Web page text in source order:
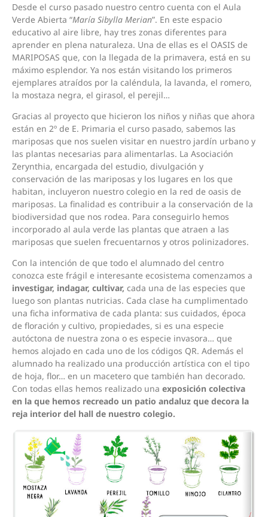
Desde el curso pasado nuestro centro cuenta con el Aula
Verde Abierta “María Sibylla Merian”. En este espacio
educativo al aire libre, hay tres zonas diferentes para
aprender en plena naturaleza. Una de ellas es el OASIS de
MARIPOSAS que, con la llegada de la primavera, está en su
máximo esplendor. Ya nos están visitando los primeros
ejemplares atraídos por la caléndula, la lavanda, el romero,
la mostaza negra, el girasol, el perejil…
Gracias al proyecto que hicieron los niños y niñas que ahora
están en 2º de E. Primaria el curso pasado, sabemos las
mariposas que nos suelen visitar en nuestro jardín urbano y
las plantas necesarias para alimentarlas. La Asociación
Zerynthia, encargada del estudio, divulgación y
conservación de las mariposas y los lugares en los que
habitan, incluyeron nuestro colegio en la red de oasis de
mariposas. La finalidad es contribuir a la conservación de la
biodiversidad que nos rodea. Para conseguirlo hemos
incorporado al aula verde las plantas que atraen a las
mariposas que suelen frecuentarnos y otros polinizadores.
Con la intención de que todo el alumnado del centro
conozca este frágil e interesante ecosistema comenzamos a
investigar, indagar, cultivar, cada una de las especies que
luego son plantas nutricias. Cada clase ha cumplimentado
una ficha informativa de cada planta: sus cuidados, época
de floración y cultivo, propiedades, si es una especie
autóctona de nuestra zona o es especie invasora… que
hemos alojado en cada uno de los códigos QR. Además el
alumnado ha realizado una producción artística con el tipo
de hoja, flor… en un macetero que también han decorado.
Con todas ellas hemos realizado una exposición colectiva
en la que hemos recreado un patio andaluz que decora la
reja interior del hall de nuestro colegio.